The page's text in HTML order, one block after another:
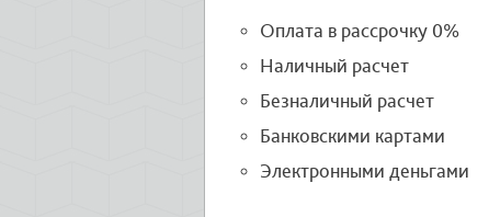
Оплата в рассрочку 0%
Наличный расчет
Безналичный расчет
Банковскими картами
Электронными деньгами